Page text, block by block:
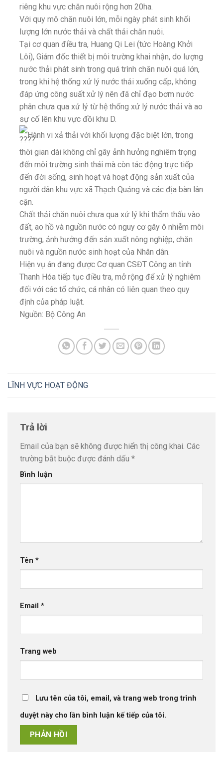
riêng khu vực chăn nuôi rộng hơn 20ha.
Với quy mô chăn nuôi lớn, mỗi ngày phát sinh khối
lượng lớn nước thải và chất thải chăn nuôi.
Tại cơ quan điều tra, Huang Qi Lei (tức Hoàng Khởi
Lôi), Giám đốc thiết bị môi trường khai nhận, do lượng
nước thải phát sinh trong quá trình chăn nuôi quá lớn,
trong khi hệ thống xử lý nước thải xuống cấp, không
đáp ứng công suất xử lý nên đã chỉ đạo bơm nước
phân chưa qua xử lý từ hệ thống xử lý nước thải và ao
sự cố lên khu vực đồi khu D.
Hành vi xả thải với khối lượng đặc biệt lớn, trong
thời gian dài không chỉ gây ảnh hưởng nghiêm trọng
đến môi trường sinh thái mà còn tác động trực tiếp
đến đời sống, sinh hoạt và hoạt động sản xuất của
người dân khu vực xã Thạch Quảng và các địa bàn lân
cận.
Chất thải chăn nuôi chưa qua xử lý khi thẩm thấu vào
đất, ao hồ và nguồn nước có nguy cơ gây ô nhiễm môi
trường, ảnh hưởng đến sản xuất nông nghiệp, chăn
nuôi và nguồn nước sinh hoạt của Nhân dân.
Hiện vụ án đang được Cơ quan CSĐT Công an tỉnh
Thanh Hóa tiếp tục điều tra, mở rộng để xử lý nghiêm
đối với các tổ chức, cá nhân có liên quan theo quy
định của pháp luật.
Nguồn: Bộ Công An
LĨNH VỰC HOẠT ĐỘNG
Trả lời
Email của bạn sẽ không được hiển thị công khai. Các
trường bắt buộc được đánh dấu *
Bình luận
Tên *
Email *
Trang web
Lưu tên của tôi, email, và trang web trong trình
duyệt này cho lần bình luận kế tiếp của tôi.